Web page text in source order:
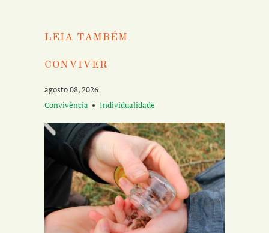
LEIA TAMBÉM
CONVIVER
agosto 08, 2026
Convivência
Individualidade